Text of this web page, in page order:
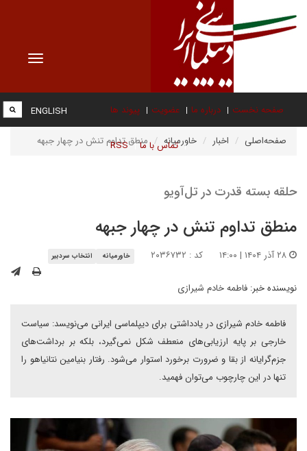
Toggle
صفحه نخست درباره ما عضویت پیوند ها
تماس با ما RSS
ENGLISH
صفحه‌اصلی اخبار خاورمیانه منطق تداوم تنش در چهار جبهه
حلقه بسته قدرت در تل‌آویو
منطق تداوم تنش در چهار جبهه
کد : ۲۰۳۶۷۳۲ خاورمیانه انتخاب سردبیر
نویسنده خبر: فاطمه خادم شیرازی
فاطمه خادم شیرازی در یادداشتی برای دیپلماسی ایرانی می‌نویسد: سیاست
خارجی بر پایه ارزیابی‌های منعطف شکل نمی‌گیرد، بلکه بر برداشت‌های
جزم‌گرایانه از بقا و ضرورت برخورد استوار می‌شود. رفتار بنیامین نتانیاهو را
تنها در این چارچوب می‌توان فهمید.